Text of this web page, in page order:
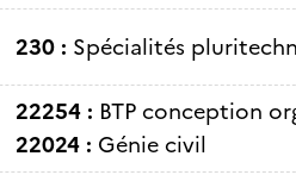
230 : Spécialités
22254 : BTP conception
22024 : Génie civil